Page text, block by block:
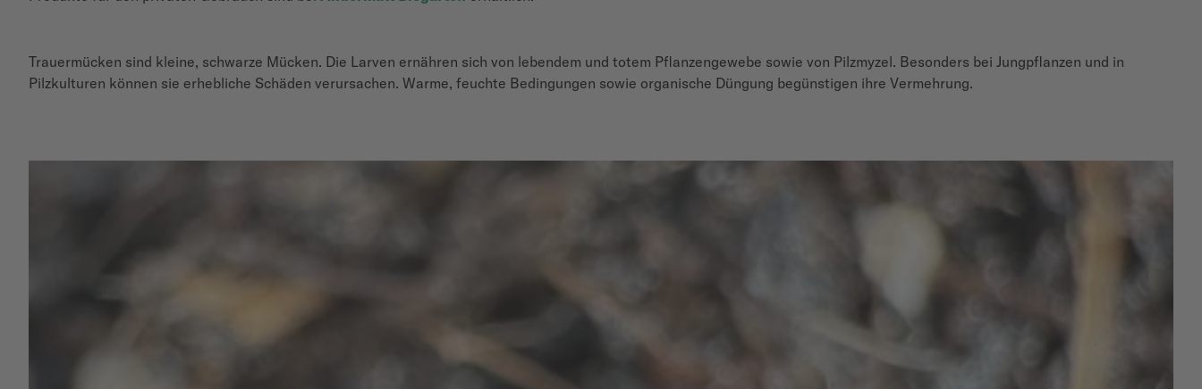
Trauermücken sind kleine, schwarze Mücken. Die Larven ernähren sich von lebendem und totem Pflanzengewebe sowie von Pilzmyzel. Besonders bei Jungpflanzen und in
Pilzkulturen können sie erhebliche Schäden verursachen. Warme, feuchte Bedingungen sowie organische Düngung begünstigen ihre Vermehrung.